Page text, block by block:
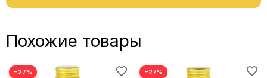
Похожие товары
−27% −27%